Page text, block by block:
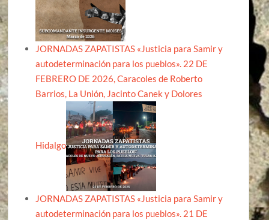
JORNADAS ZAPATISTAS «Justicia para Samir y
autodeterminación para los pueblos». 22 DE
FEBRERO DE 2026, Caracoles de Roberto
Barrios, La Unión, Jacinto Canek y Dolores
Hidalgo
JORNADAS ZAPATISTAS «Justicia para Samir y
autodeterminación para los pueblos». 21 DE